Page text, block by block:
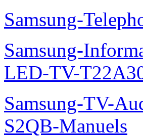
Samsung-
Samsung-
LED-TV-
Samsung-TV-
S2QB-Manuels